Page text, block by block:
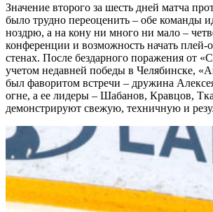
Значение второго за шесть дней матча
было трудно переоценить – обе команды
ноздрю, а на кону ни много ни мало –
конференции и возможность начать
стенах. После бездарного поражения от
учетом недавней победы в Челябинске,
был фаворитом встречи – дружина
огне, а ее лидеры – Шабанов, Кравцов,
демонстрируют свежую, техничную и